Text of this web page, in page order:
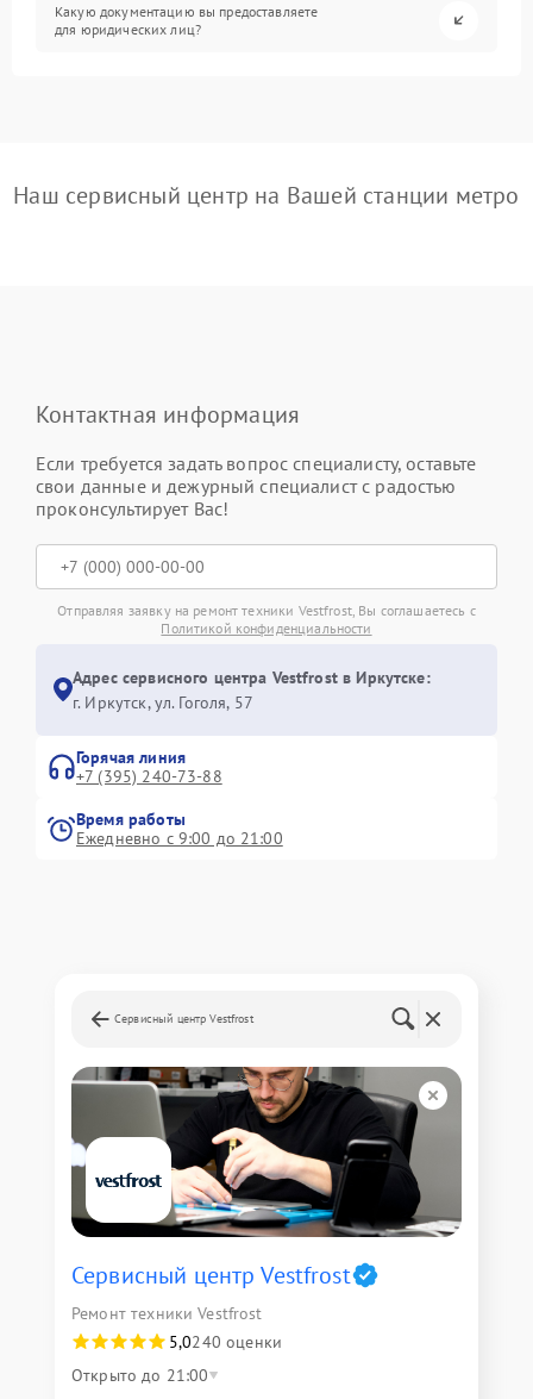
Какую документацию вы предоставляете
для юридических лиц?
Наш сервисный центр на Вашей станции метро
Контактная информация
Если требуется задать вопрос специалисту, оставьте
свои данные и дежурный специалист с радостью
проконсультирует Вас!
Отправляя заявку на ремонт техники Vestfrost, Вы соглашаетесь с
Политикой конфиденциальности
Адрес сервисного центра Vestfrost в Иркутске:
г. Иркутск, ул. ​Гоголя, 57
Горячая линия
+7 (395) 240-73-88
Время работы
Ежедневно с 9:00 до 21:00
Сервисный центр Vestfrost
Сервисный центр Vestfrost
Ремонт техники Vestfrost
5,0240 оценки
Открыто до 21:00